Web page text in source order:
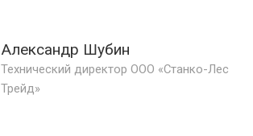
Александр Шубин
Технический директор ООО «Станко-Лес
Трейд»